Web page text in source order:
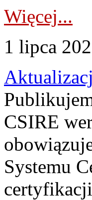
Więcej...
1 lipca
CSIRE
Systemu